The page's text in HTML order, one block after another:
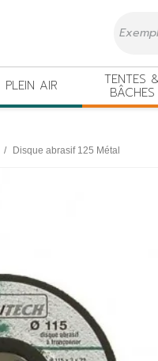
PLEIN AIR TENTES
BÂCHES
Disque abrasif 125 Métal